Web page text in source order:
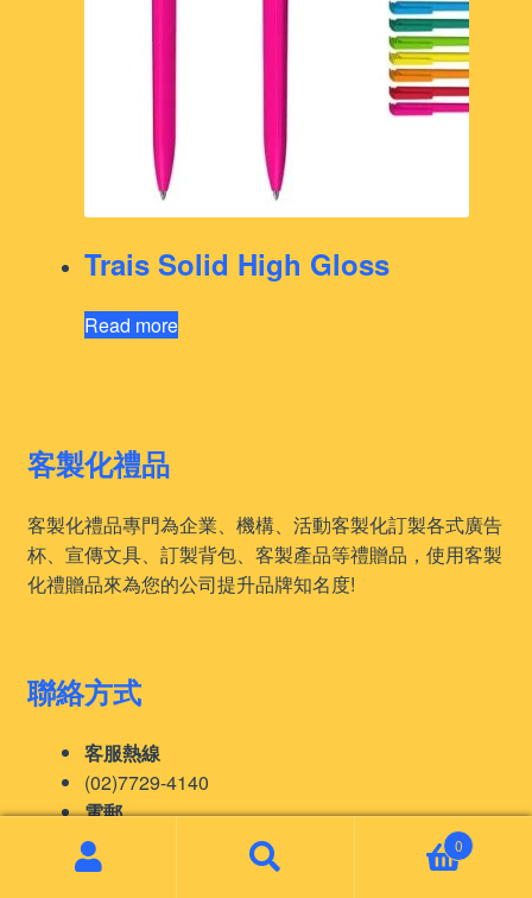
Trais Solid High Gloss
Read more
客製化禮品
客製化禮品專門為企業、機構、活動客製化訂製各式廣告
杯、宣傳文具、訂製背包、客製產品等禮贈品，使用客製
化禮贈品來為您的公司提升品牌知名度!
聯絡方式
客服熱線
(02)7729-4140
電郵
sales@giftkz.com
0